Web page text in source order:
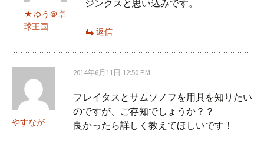
ゆう＠卓
球王国
ジンクスと思い込みです。
返信
やすなが
2014年6月11日 12:50 PM
フレイタスとサムソノフを用具を知りたい
のですが、ご存知でしょうか？？
良かったら詳しく教えてほしいです！